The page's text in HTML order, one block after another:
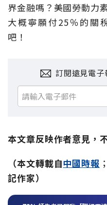
界金融嗎？美國勞動力
大概寧願付25％的關
吧！
訂閱遠見電
本文章反映作者意見，
（本文轉載自中國時報 ；
記作家）